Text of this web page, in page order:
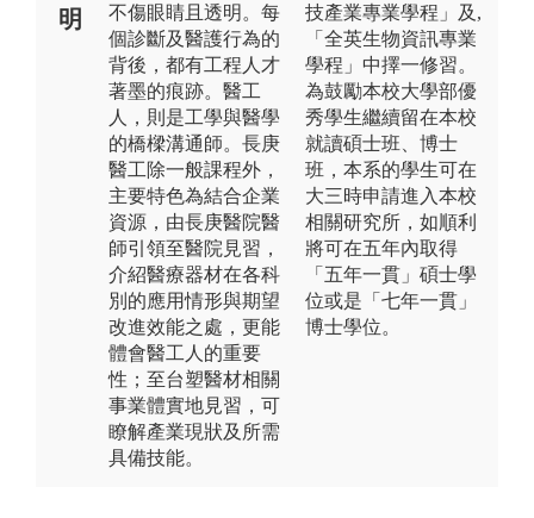
明
不傷眼睛且透明。每
個診斷及醫護行為的
背後，都有工程人才
著墨的痕跡。醫工
人，則是工學與醫學
的橋樑溝通師。長庚
醫工除一般課程外，
主要特色為結合企業
資源，由長庚醫院醫
師引領至醫院見習，
介紹醫療器材在各科
別的應用情形與期望
改進效能之處，更能
體會醫工人的重要
性；至台塑醫材相關
事業體實地見習，可
瞭解產業現狀及所需
具備技能。
技產業專業學程」及,
「全英生物資訊專業
學程」中擇一修習。
為鼓勵本校大學部優
秀學生繼續留在本校
就讀碩士班、博士
班，本系的學生可在
大三時申請進入本校
相關研究所，如順利
將可在五年內取得
「五年一貫」碩士學
位或是「七年一貫」
博士學位。